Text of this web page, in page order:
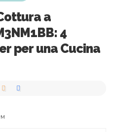
a
4
per una Cucina